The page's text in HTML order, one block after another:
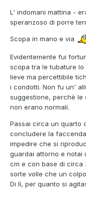
L' indomani mattina -
speranzoso di porre
Scopa in mano e via
Evidentemente fui
scopa tra le tubature
lieve ma percettibile
i condotti. Non fu un'
suggestione, perchè le
non erano normali.
Passai circa un quarto
concludere la
impedire che si
guardai attorno e notai
cm e con base di circa
sorte volle che un
Di lì, per quanto si